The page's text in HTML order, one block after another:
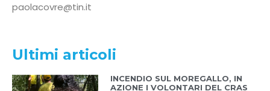
paolacovre@tin.it
Ultimi articoli
INCENDIO SUL MOREGALLO, IN
AZIONE I VOLONTARI DEL CRAS